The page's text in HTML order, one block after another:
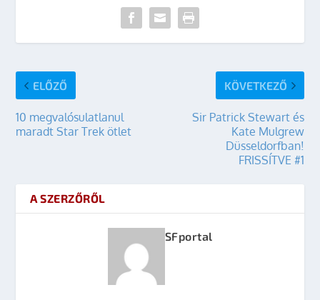
ELŐZŐ
10 megvalósulatlanul
maradt Star Trek ötlet
KÖVETKEZŐ
Sir Patrick Stewart és
Kate Mulgrew
Düsseldorfban!
FRISSÍTVE #1
A SZERZŐRŐL
SFportal